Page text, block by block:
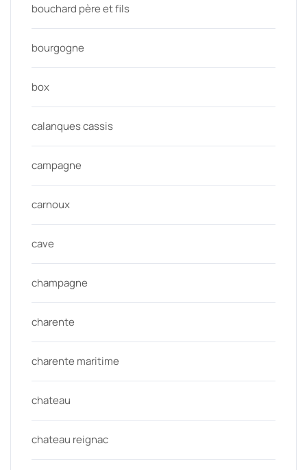
bouchard père et fils
bourgogne
box
calanques cassis
campagne
carnoux
cave
champagne
charente
charente maritime
chateau
chateau reignac